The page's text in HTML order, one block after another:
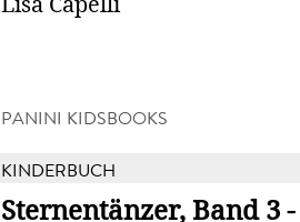
PANINI KIDSBOOKS
KINDERBUCH
Sternentänzer, Band 3